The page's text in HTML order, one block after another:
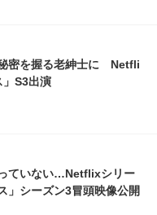
密を握る老紳士に Netfli
S3出演
ていない…Netflixシリー
」シーズン3冒頭映像公開